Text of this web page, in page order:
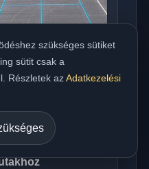
udvarra,
szükséges sütiket
sütit csak a
Részletek azAdatkezelési